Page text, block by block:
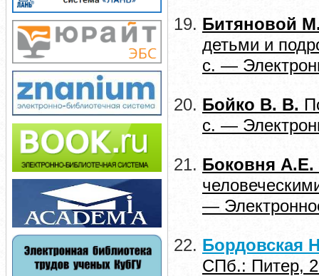
Битяновой
детьми и
с. —
Бойко В. В.
с. —
Боковня А.Е.
—
Бордовская
СПб.: Питер,